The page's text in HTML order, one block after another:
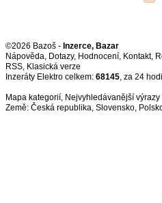
©2026 Bazoš - Inzerce, Bazar
Nápověda, Dotazy, Hodnocení, Kontakt,
RSS,
Inzeráty Elektro celkem: 68145, za 24
Mapa kategorií, Nejvyhledávanější výrazy
Země: Česká republika, Slovensko,